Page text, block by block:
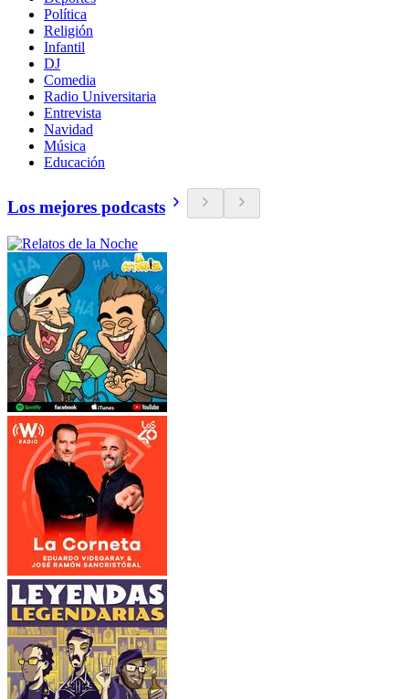
Política
Religión
Infantil
DJ
Comedia
Radio Universitaria
Entrevista
Navidad
Música
Educación
Los mejores podcasts